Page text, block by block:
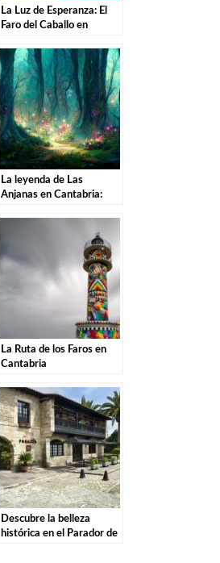
La Luz de Esperanza: El
Faro del Caballo en
La leyenda de Las
Anjanas en Cantabria:
La Ruta de los Faros en
Cantabria
Descubre la belleza
histórica en el Parador de